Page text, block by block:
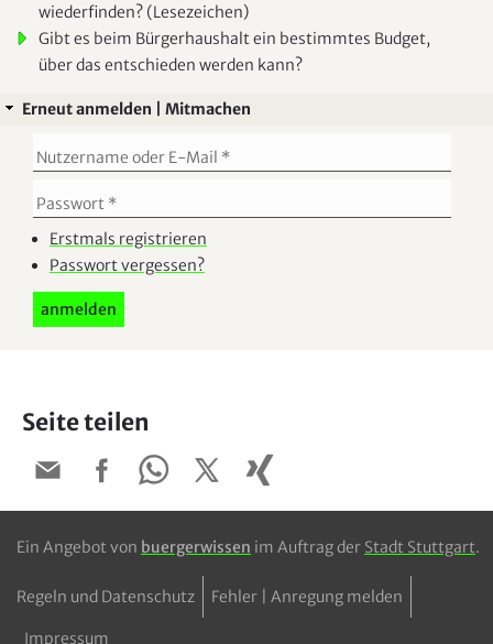
wiederfinden? (Lesezeichen)
Gibt es beim Bürgerhaushalt ein bestimmtes Budget,
über das entschieden werden kann?
Erneut anmelden | Mitmachen
Erstmals registrieren
Passwort vergessen?
Seite teilen
Ein Angebot von buergerwissen im Auftrag der Stadt Stuttgart.
Regeln und Datenschutz Fehler | Anregung melden
Impressum